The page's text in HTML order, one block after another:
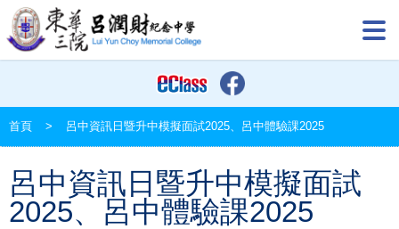
首頁 > 呂中資訊日暨升中模擬面試2025、呂中體驗課2025
呂中資訊日暨升中模擬面試
2025、呂中體驗課2025